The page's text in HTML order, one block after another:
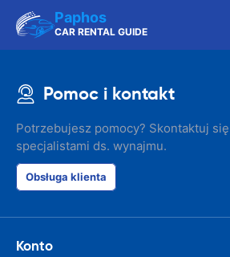
Paphos
CAR RENTAL GUIDE
Pomoc i kontakt
Potrzebujesz pomocy? Skontaktuj
specjalistami ds. wynajmu.
Obsługa klienta
Konto